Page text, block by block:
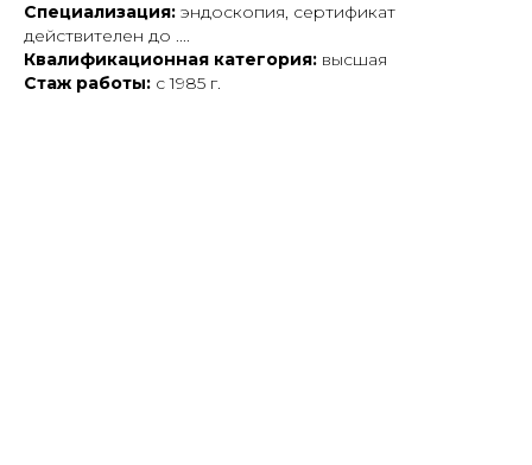
Специализация: эндоскопия, сертификат
действителен до ....
Квалификационная категория: высшая
Стаж работы: с 1985 г.